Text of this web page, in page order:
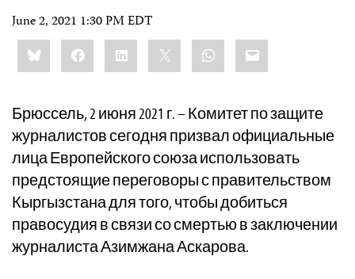
June 2, 2021 1:30 PM EDT
Share
this:BlueskyFacebookLinkedIn WhatsApp
Email
Брюссель, 2 июня 2021 г. – Комитет по защите
журналистов сегодня призвал официальные
лица Европейского союза использовать
предстоящие переговоры с правительством
Кыргызстана для того, чтобы добиться
правосудия в связи со смертью в заключении
журналиста Азимжана Аскарова.